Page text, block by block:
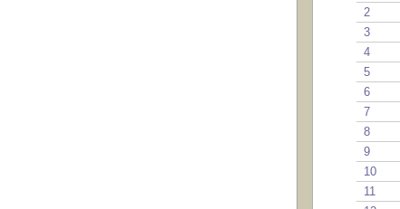
2
3
4
5
6
7
8
9
10
11